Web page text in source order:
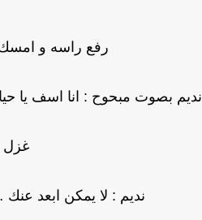
رفع راسه و امسك
نديم بصوت مبحوح : انا اسف يا
غزل
نديم : لا يمكن ابعد